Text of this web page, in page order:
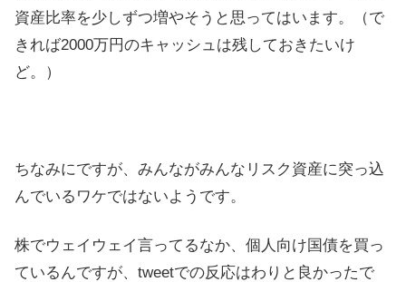
資産比率を少しずつ増やそうと思ってはいます。（で
きれば2000万円のキャッシュは残しておきたいけ
ど。）
ちなみにですが、みんながみんなリスク資産に突っ込
んでいるワケではないようです。
株でウェイウェイ言ってるなか、個人向け国債を買っ
ているんですが、tweetでの反応はわりと良かったで